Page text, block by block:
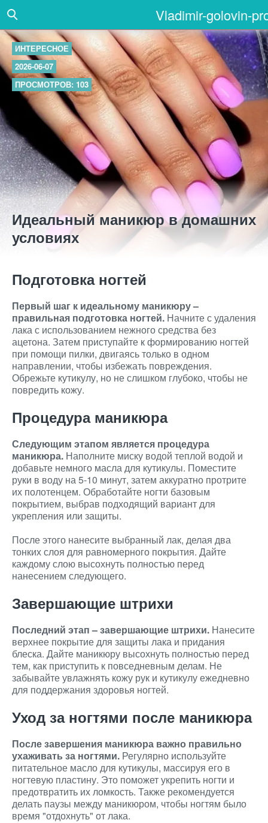
Vladimir-golovin-
ИНТЕРЕСНОЕ
2026-06-07
ПРОСМОТРОВ: 103
Идеальный маникюр в домашних
условиях
Подготовка ногтей
Первый шаг к идеальному маникюру –
правильная подготовка ногтей. Начните с удаления
лака с использованием нежного средства без
ацетона. Затем приступайте к формированию ногтей
при помощи пилки, двигаясь только в одном
направлении, чтобы избежать повреждения.
Обрежьте кутикулу, но не слишком глубоко, чтобы не
повредить кожу.
Процедура маникюра
Следующим этапом является процедура
маникюра. Наполните миску водой теплой водой и
добавьте немного масла для кутикулы. Поместите
руки в воду на 5-10 минут, затем аккуратно протрите
их полотенцем. Обработайте ногти базовым
покрытием, выбрав подходящий вариант для
укрепления или защиты.
После этого нанесите выбранный лак, делая два
тонких слоя для равномерного покрытия. Дайте
каждому слою высохнуть полностью перед
нанесением следующего.
Завершающие штрихи
Последний этап – завершающие штрихи. Нанесите
верхнее покрытие для защиты лака и придания
блеска. Дайте маникюру высохнуть полностью перед
тем, как приступить к повседневным делам. Не
забывайте увлажнять кожу рук и кутикулу ежедневно
для поддержания здоровья ногтей.
Уход за ногтями после маникюра
После завершения маникюра важно правильно
ухаживать за ногтями. Регулярно используйте
питательное масло для кутикулы, массируя его в
ногтевую пластину. Это поможет укрепить ногти и
предотвратить их ломкость. Также рекомендуется
делать паузы между маникюром, чтобы ногтям было
время "отдохнуть" от лака.